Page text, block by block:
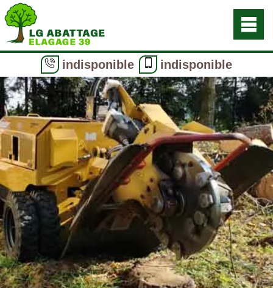
indisponible indisponible